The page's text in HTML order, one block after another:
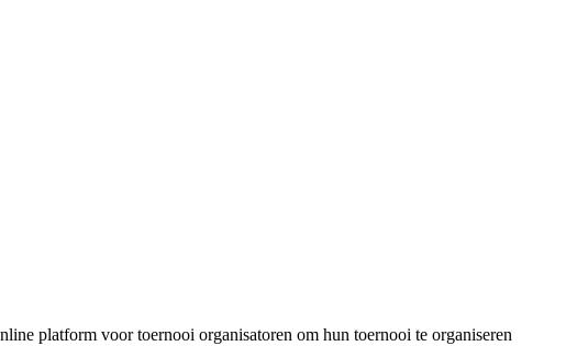
platform voor toernooi organisatoren om hun toernooi te organiseren